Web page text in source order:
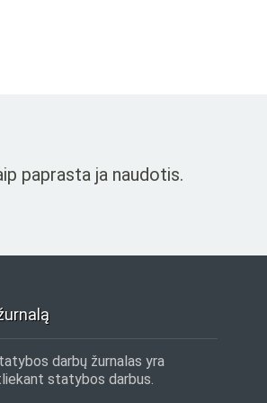
paprasta ja naudotis.
darbų žurnalas yra
statybos darbus.